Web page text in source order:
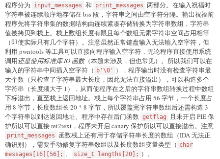
程序分为 input_messages 和 print_messages 两部分。在输入祝福时
字符串被连续顺序地存储在 bss 段，字符串之间由空字符分隔。输出祝福前
程序先将字符串集的数据结构由连续紧凑存储转换为字符串数组，字符串
值被拷贝到栈上。栈上数组长度有限且每个数组元素字符串空间占用相等
（即使实际只有几个字符）。注意虽然正常键盘输入无法输入空字符，但
利用 pwntools 等工具可以直接向程序输入空字符，无论程序直接使用系统
调用还是使用标准库 IO 函数（本题未涉及，但也常见）。所以我们可以在
输入的字符串中间插入空字符（ b'\0'
），程序输出时没有检查字符串最
大个数（只检查了字符串最大长度，因此无法直接溢出），可以构造多个
字符串（长度须大于 1），从而使程序在之后的字符串数组转换过程中数组
下标溢出，直至栈上返回地址。栈上每个字符串占用 56 字节，一个长度占
用 8 字节，长度数组长 20 * 8 字节，所以覆盖完字符串数组后还需构造 3
个字符串以到达返回地址。程序中存在后门函数 getflag
且未开启 PIE 保
护所以可以直接 ret2text，程序未开启 canary 保护所以可以直接溢出。注意
print_messages 函数栈上还有用于存储字符串长度的数组（IDA 无法正
确识别），需要手动修复字符串数组以及长度数组变量类型（ char
messages[16][56]; 、 size_t lengths[20]; ）。